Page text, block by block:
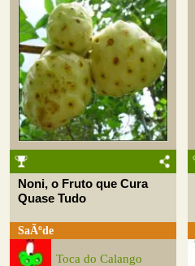
Noni, o Fruto que Cura
Quase Tudo
SaÃºde
Toca do Calango